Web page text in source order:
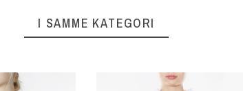
I SAMME KATEGORI